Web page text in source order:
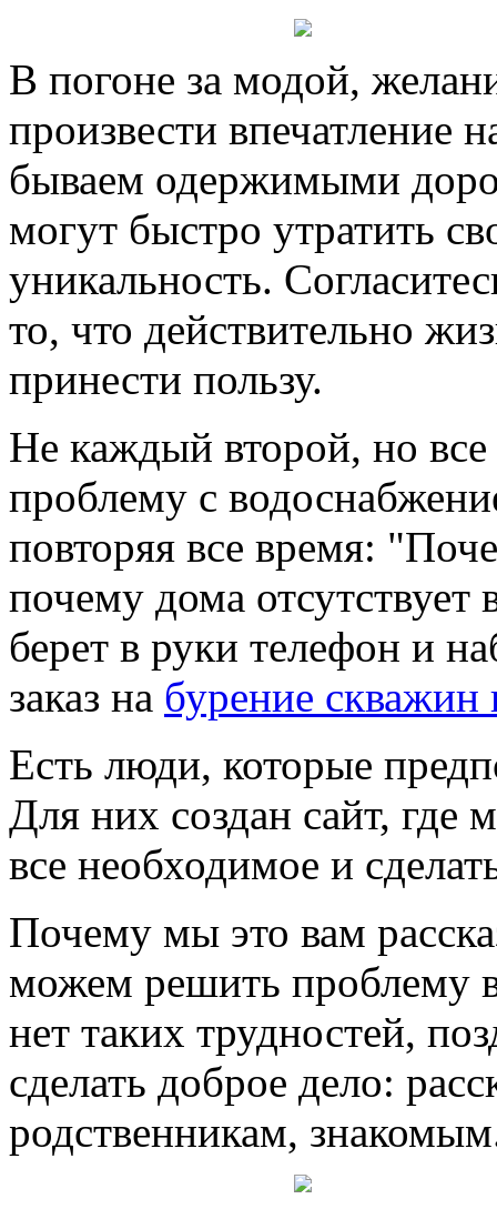
В погоне за модой,
произвести
бываем одержимыми
могут быстро утратить
уникальность.
то, что действительно
принести пользу.
Не каждый второй, но
проблему с
повторяя все время:
почему дома отсутствует
берет в руки телефон и
заказ на бурение скважин
Есть люди, которые
Для них создан сайт, где
все необходимое и
Почему мы это вам
можем решить проблему
нет таких трудностей,
сделать доброе дело:
родственникам,